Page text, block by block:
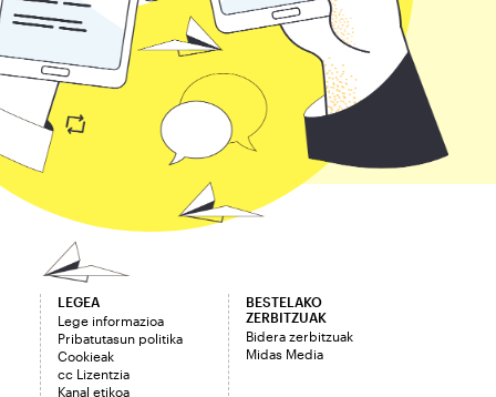
LEGEA
Lege informazioa
Pribatutasun politika
Cookieak
cc Lizentzia
Kanal etikoa
BESTELAKO
ZERBITZUAK
Bidera zerbitzuak
Midas Media